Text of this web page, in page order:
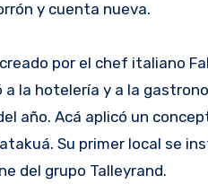
y cuenta nueva.
por el chef italiano
la hotelería y a la
año. Acá aplicó un
Su primer local se
del grupo Talleyrand.